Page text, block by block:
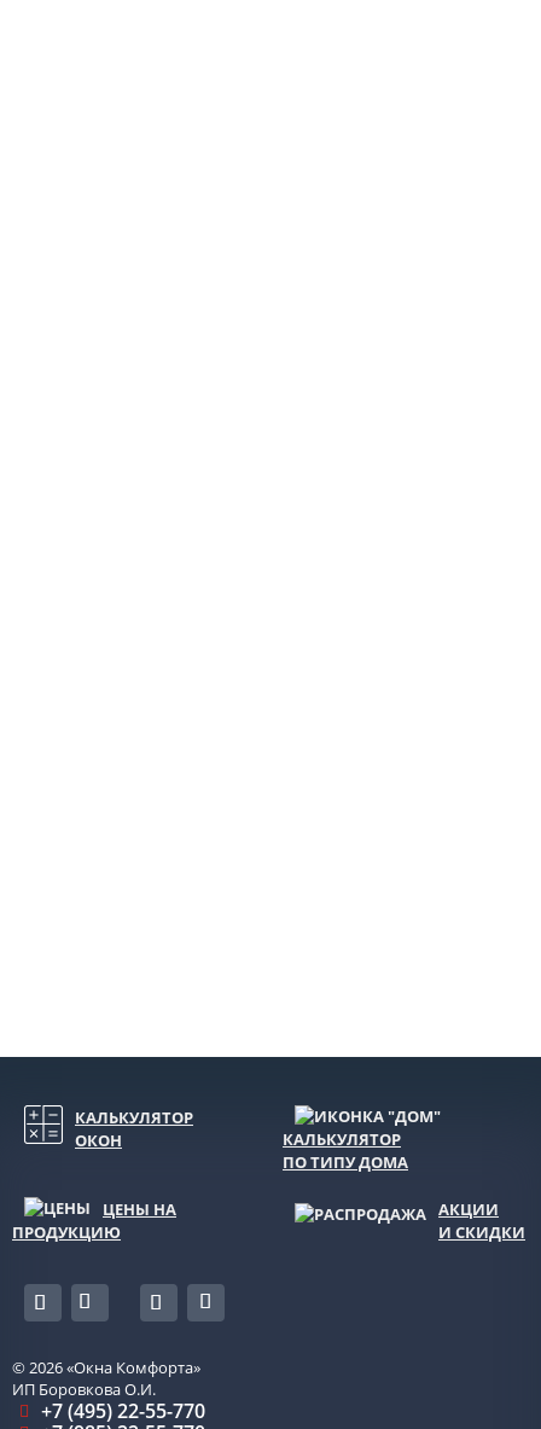
КАЛЬКУЛЯТОР
ОКОН
КАЛЬКУЛЯТОР
ПО ТИПУ ДОМА
ЦЕНЫ НА
ПРОДУКЦИЮ
АКЦИИ
И СКИДКИ
© 2026«Окна Комфорта»
ИП Боровкова О.И.
+7 (495) 22-55-770